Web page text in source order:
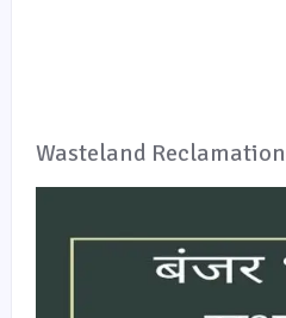
Wasteland Reclamation